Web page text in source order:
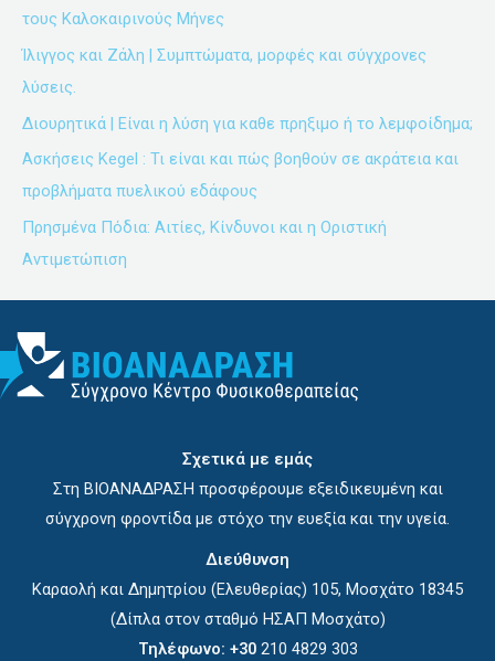
τους Καλοκαιρινούς Μήνες
Ίλιγγος και Ζάλη | Συμπτώματα, μορφές και σύγχρονες
λύσεις.
Διουρητικά | Είναι η λύση για καθε πρηξιμο ή το λεμφοίδημα;
Ασκήσεις Kegel : Τι είναι και πώς βοηθούν σε ακράτεια και
προβλήματα πυελικού εδάφους
Πρησμένα Πόδια: Αιτίες, Κίνδυνοι και η Οριστική
Αντιμετώπιση
Σχετικά με εμάς
Στη ΒΙΟΑΝΑΔΡΑΣΗ προσφέρουμε εξειδικευμένη και
σύγχρονη φροντίδα με στόχο την ευεξία και την υγεία.
Διεύθυνση
Καραολή και Δημητρίου (Ελευθερίας) 105, Μοσχάτο 18345
(Δίπλα στον σταθμό ΗΣΑΠ Μοσχάτο)
Τηλέφωνο: +30210 4829 303